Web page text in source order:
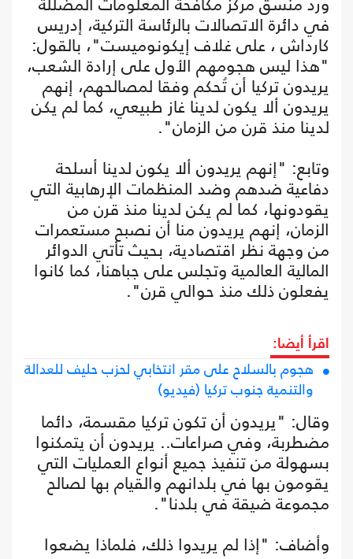
في دائرة الاتصالات بالرئاسة التركية، إدريس
كارداش ، على غلاف إيكونوميست"، بالقول:
"هذا ليس هجومهم الأول على إرادة الشعب،
يريدون تركيا أن تُحكم وفقا لمصالحهم، إنهم
يريدون ألا يكون لدينا غاز طبيعي، كما لم يكن
لدينا منذ قرن من الزمان".
وتابع: "إنهم يريدون ألا يكون لدينا أسلحة
دفاعية ضدهم وضد المنظمات الإرهابية التي
يقودونها، كما لم يكن لدينا منذ قرن من
الزمان، إنهم يريدون منا أن نصبح مستعمرات
من وجهة نظر اقتصادية، بحيث تأتي الدوائر
المالية العالمية وتجلس على جباهنا، كما كانوا
يفعلون ذلك منذ حوالي قرن".
اقرأ أيضا:
هجوم بالسلاح على مقر انتخابي لحزب حليف للعدالة
والتنمية جنوب تركيا (فيديو)
وقال: "يريدون أن تكون تركيا مقسمة، دائما
مضطربة، وفي صراعات.. يريدون أن يتمكنوا
بسهولة من تنفيذ جميع أنواع العمليات التي
يقومون بها في بلدانهم والقيام بها لصالح
مجموعة ضيقة في بلدنا".
وأضاف: "إذا لم يريدوا ذلك، فلماذا يضعوا